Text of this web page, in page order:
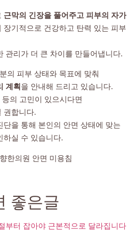
근막의 긴장을 풀어주고 피부의 자가
장기적으로 건강하고 탄력 있는 피부
관리가 더 큰 차이를 만들어냅니다.
의 피부 상태와 목표에 맞춰
계획 을 안내해 드리고 있습니다.
의 고민이 있으시다면
권합니다.
단을 통해 본인의 안면 상태에 맞는
하실 수 있습니다.
좋은글
부터 잡아야 근본적으로 달라집니다